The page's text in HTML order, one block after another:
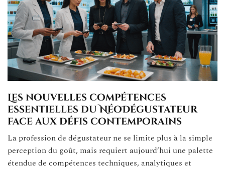
Les nouvelles compétences
essentielles duNéoDégustateur
face aux défis contemporains
La profession de dégustateur ne se limite plus à la simple
perception du goût, mais requiert aujourd’hui une palette
étendue de compétences techniques, analytiques et